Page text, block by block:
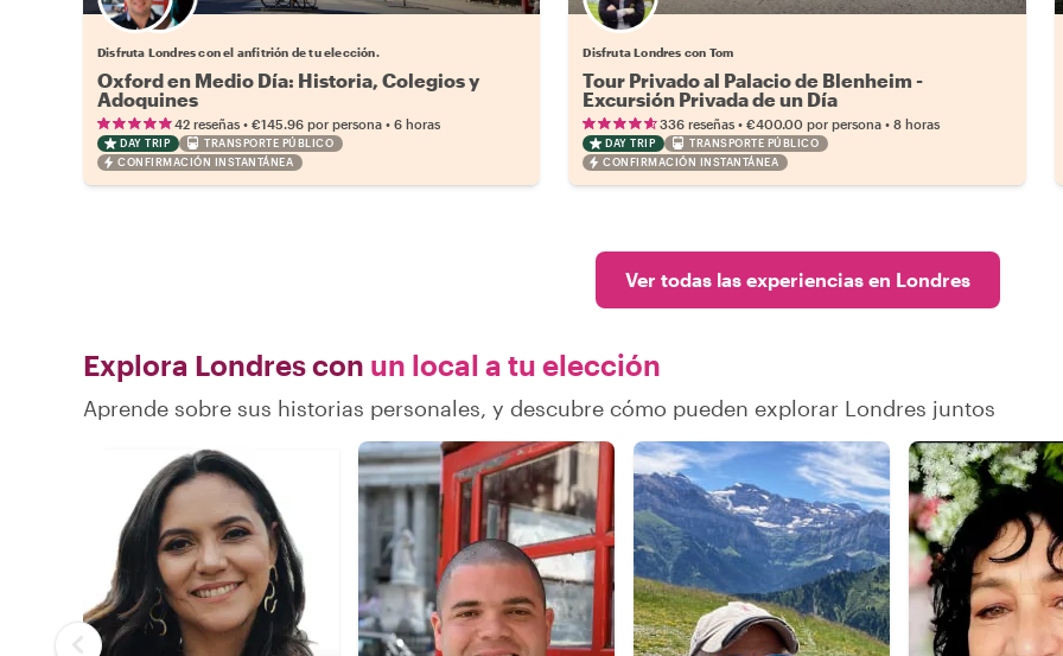
Elige tu local favorito
Disfruta Londres con el anfitrión de tu elección.
Oxford en Medio Día: Historia, Colegios y
Adoquines
42 reseñas • €145.96 por persona • 6 horas
DAY TRIP
TRANSPORTE PÚBLICO
CONFIRMACIÓN INSTANTÁNEA
Disfruta Londres con Tom
Tour Privado al Palacio de Blenheim -
Excursión Privada de un Día
336 reseñas •€400.00 por persona •8 horas
DAY TRIP
TRANSPORTE PÚBLICO
CONFIRMACIÓN INSTANTÁNEA
Ver todas las experiencias en Londres
Explora Londres con un local a tu elección
Aprende sobre sus historias personales, y descubre cómo pueden explorar Londres juntos